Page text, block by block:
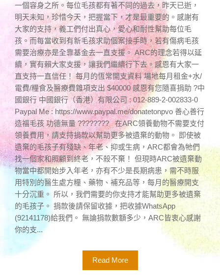
一個容身之所。每位毛孩都有著不同的過去，昨天已逝，
明天未知，珍惜今天，把握當下，才是最重要的。感謝有
大家的支持，義工們付出真心，愛心和耐性幫助每位毛
孩。而每當收到有新毛孩求助個案接手時，若有傷病毛孩
需要治療亦是全靠基金去一直支援。 ARC的理念若得以延
續，實有賴大家支援，讓我們繼續行下去。感恩有大家一
直支持一直信任！ 每月的恆常開支資料 場地每月租金+水/
電費/糧食及醫療費雜項支出 $40000 感恩有您隨喜捐助 ?中
國銀行 中國銀行（香港）有限公司 : 012-889-2-002833-0
Paypal Me : https://www.paypal.me/donatetonpvo 善心善行
造福毛孩 功德無量 ???????? 在ARC領養動物不需要支付
領養費用，請支持捐款以幫助更多被遺棄的動物。 即使被
遺棄的毛孩子有殘缺、年老、抑或生病，ARC都會為牠們
找一個家和照顧到終老，不殺不棄！ 但現時ARC被遺棄動
物當中都開始步入年老，亦有不少是長期病患，需不時服
用特別的醫生處方糧、藥物、補充品等，每月的醫療開支
十分沉重。 所以，我們需要的你支持才能幫助更多被遺棄
的毛孩子。 捐款後請保留收據，把收據WhatsApp
(92141178)給我們。 無論捐款數額多少，ARC皆衷心感謝
你的支...
Read More